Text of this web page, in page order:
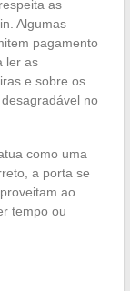
as
Algumas
pagamento
ler as
e sobre os
no
como uma
a porta se
ao
tempo ou